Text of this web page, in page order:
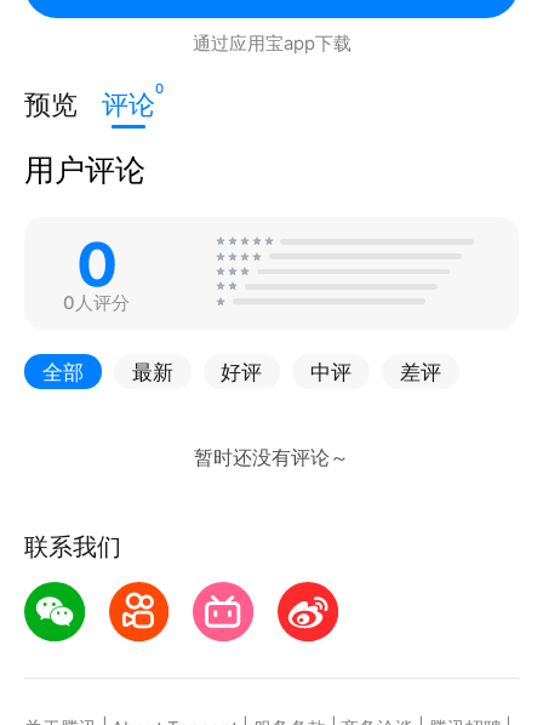
通过应用宝app下载
预览 评论0
用户评论
0
0人评分
全部 最新 好评 中评 差评
联系我们